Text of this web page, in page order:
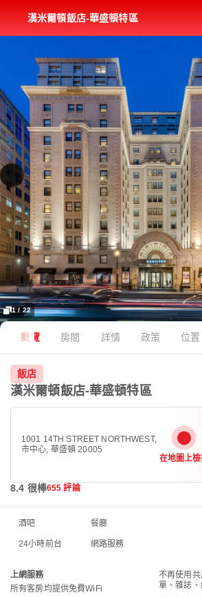
漢米爾頓飯店-華盛頓特區
1 / 22
概覽 房間 詳情 政策 位置
飯店
漢米爾頓飯店-華盛頓特區
1001 14TH STREET NORTHWEST,
市中心, 華盛頓 20005
在地圖上
8.4 很棒655 評論
酒吧 餐廳
24小時前台 網路服務
上網服務
所有客房均提供免費WiFi
不再使用
單、雜誌